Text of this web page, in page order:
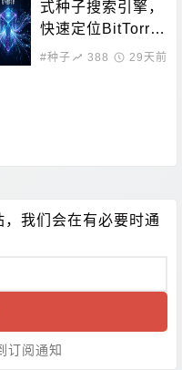
式种子搜索引擎，
快速定位BitTorre
nt资源
#种子下载 #磁力搜索
388 29天前
我们会在有必要时通
订阅通知